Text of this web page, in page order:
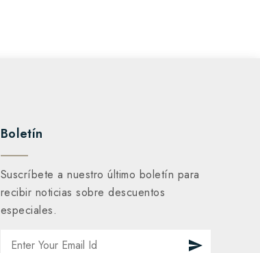
Boletín
Suscríbete a nuestro último boletín para
recibir noticias sobre descuentos
especiales.